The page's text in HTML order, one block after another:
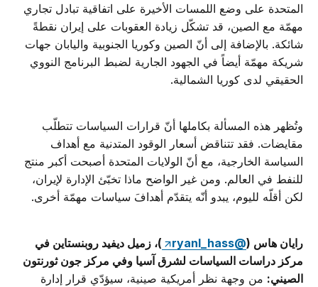
المتحدة على وضع اللمسات الأخيرة على اتفاقية تبادل تجاري
مهمّة مع الصين، قد تشكّل زيادة العقوبات على إيران نقطةً
شائكة. بالإضافة إلى أنّ الصين وكوريا الجنوبية واليابان جهات
شريكة مهمّة أيضاً في الجهود الجارية لضبط البرنامج النووي
الحقيقي لدى كوريا الشمالية.
وتُظهر هذه المسألة بكاملها أنّ قرارات السياسات تتطلّب
مقايضات. فقد تتناقض أسعار الوقود المتدنية مع أهداف
السياسة الخارجية، مع أنّ الولايات المتحدة أصبحت أكبر منتج
للنفط في العالم. ومن غير الواضح ماذا تخبّئ الإدارة لإيران،
لكن أقلّه لليوم، يبدو أنّه يتقدّم أهدافَ سياسات مهمّة أخرى.
رايان هاس (@ryanl_hass
)، زميل ديفيد روبنستاين في
مركز دراسات السياسات لشرق آسيا وفي مركز جون ثورنتون
الصيني: من وجهة نظر أمريكية صينية، سيؤدّي قرار إدارة